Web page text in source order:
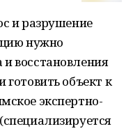
и разрушение
нужно
восстановления
объект к
экспертно-